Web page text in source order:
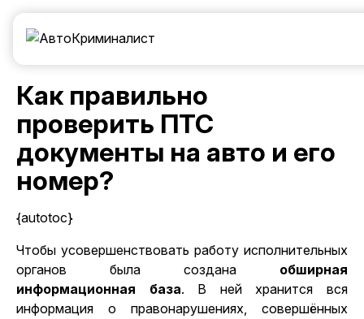
Как правильно
проверить ПТС
документы на авто и его
номер?
{autotoc}
Чтобы усовершенствовать работу исполнительных
органов была создана обширная
информационная база. В ней хранится вся
информация о правонарушениях, совершённых